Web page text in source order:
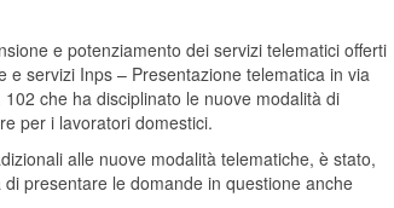
e potenziamento dei servizi telematici offerti
servizi Inps – Presentazione telematica in via
che ha disciplinato le nuove modalità di
per i lavoratori domestici.
alle nuove modalità telematiche, è stato,
presentare le domande in questione anche